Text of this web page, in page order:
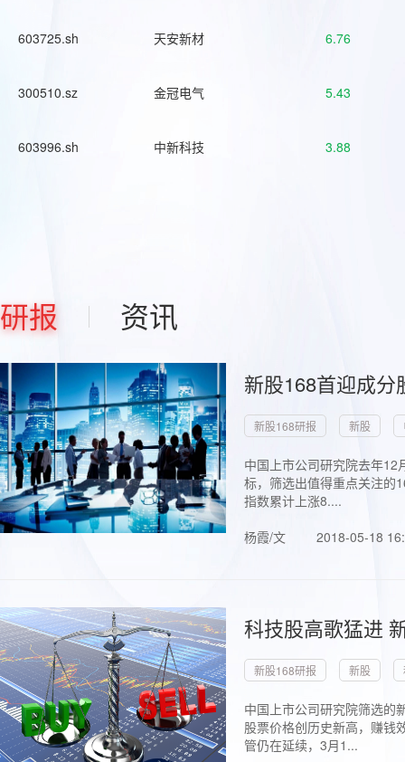
603725.sh 天安新材 6.76
300510.sz 金冠电气 5.43
603996.sh 中新科技 3.88
研报 资讯
新股168首迎成
新股168研报 新股
中国上市公司研究院去年
标，筛选出值得重点关注的
指数累计上涨8....
杨霞/文
2018-05-18
科技股高歌猛进
新股168研报 新股
中国上市公司研究院筛选的
股票价格创历史新高，赚钱
管仍在延续，3月1...